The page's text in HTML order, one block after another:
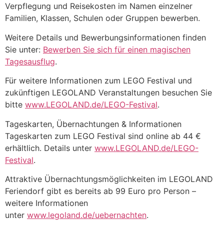
Verpflegung und Reisekosten im Namen einzelner
Familien, Klassen, Schulen oder Gruppen bewerben.
Weitere Details und Bewerbungsinformationen finden
Sie unter: Bewerben Sie sich für einen magischen
Tagesausflug.
Für weitere Informationen zum LEGO Festival und
zukünftigen LEGOLAND Veranstaltungen besuchen Sie
bitte www.LEGOLAND.de/LEGO-Festival.
Tageskarten, Übernachtungen & Informationen
Tageskarten zum LEGO Festival sind online ab 44 €
erhältlich. Details unter www.LEGOLAND.de/LEGO-
Festival.
Attraktive Übernachtungsmöglichkeiten im LEGOLAND
Feriendorf gibt es bereits ab 99 Euro pro Person –
weitere Informationen
unter www.legoland.de/uebernachten.